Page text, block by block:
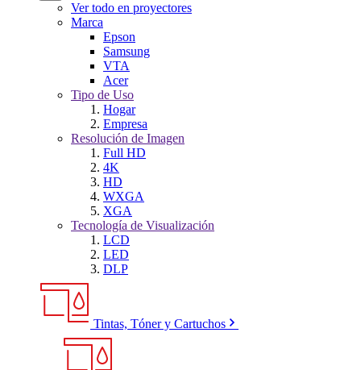
Ver todo en proyectores
Marca
Epson
Samsung
VTA
Acer
Tipo de Uso
Hogar
Empresa
Resolución de Imagen
Full HD
4K
HD
WXGA
XGA
Tecnología de Visualización
LCD
LED
DLP
Tintas, Tóner y Cartuchos